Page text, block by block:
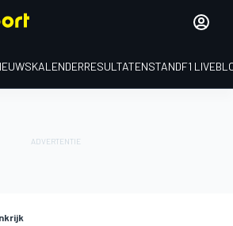
KALENDERRESULTATENSTANDF1